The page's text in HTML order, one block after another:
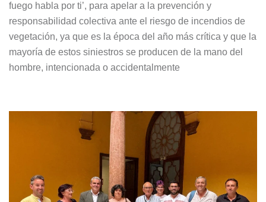
fuego habla por ti’, para apelar a la prevención y
responsabilidad colectiva ante el riesgo de incendios de
vegetación, ya que es la época del año más crítica y que la
mayoría de estos siniestros se producen de la mano del
hombre, intencionada o accidentalmente